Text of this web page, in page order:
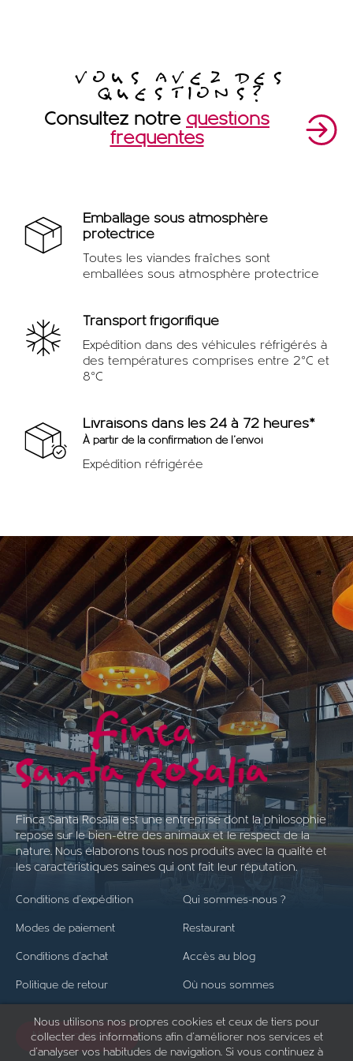
Nous utilisons nos propres cookies et ceux de tiers pour
collecter des informations afin d'améliorer nos services et
d'analyser vos habitudes de navigation. Si vous continuez à
VOUS AVEZ DES
QUESTIONS?
Consultez notre questions
fréquentes
Emballage sous atmosphère
protectrice
Toutes les viandes fraîches sont
emballées sous atmosphère protectrice
Transport frigorifique
Expédition dans des véhicules réfrigérés à
des températures comprises entre 2°C et
8°C
Livraisons dans les 24 à 72 heures*
À partir de la confirmation de l'envoi
Expédition réfrigérée
Finca Santa Rosalía est une entreprise dont la philosophie
repose sur le bien-être des animaux et le respect de la
nature. Nous élaborons tous nos produits avec la qualité et
les caractéristiques saines qui ont fait leur réputation.
Conditions d'expédition
Modes de paiement
Conditions d'achat
Politique de retour
Qui sommes-nous ?
Restaurant
Accès au blog
Où nous sommes
Nous contacter